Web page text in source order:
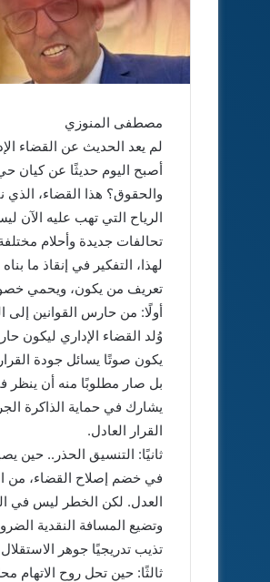
مصطفى المنوزي
لم يعد الحديث عن القضاء
أصبح اليوم حديثًا عن كيان
والحقوق؟ هذا القضاء، الذي
الرياح التي تهب عليه
تحالفات جديدة وأحلام
لهذا، التفكير في إنقاذ ما
تعريف من يكون، ويحمي
أولًا: من حارس القوانين إلى
وُلد القضاء الإداري ليكون
يكون صوتًا يسائل جودة
بل صار مطلوبًا منه أن ينظر
يشارك في حماية الذاكرة
القرار العادل.
ثانيًا: التنسيق الحذر.. حين
في خضم إصلاح القضاء، من
العدل. لكن الخطر ليس في
وتضيع المسافة النقدية
تذيب تدريجيًا جوهر
ثالثًا: حين تحل روح